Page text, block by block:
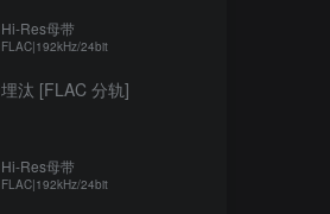
Hi-Res母带
FLAC|192kHz/24bit
埋汰 [FLAC 分轨]
Hi-Res母带
FLAC|192kHz/24bit